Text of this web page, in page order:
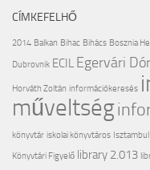
CÍMKEFELHŐ
2014 Balkan Bihac Bihács Bosznia
Dubrovnik ECIL Egervári
Horváth Zoltán információkeresés
műveltség
könyvtár iskolai könyvtáros Isztambul
Könyvtári Figyelő library 2.013